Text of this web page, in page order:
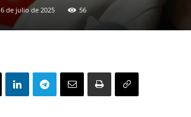
6 de julio de 2025 56